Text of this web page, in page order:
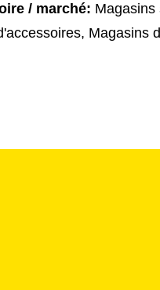
/ marché: Magasins
Magasins